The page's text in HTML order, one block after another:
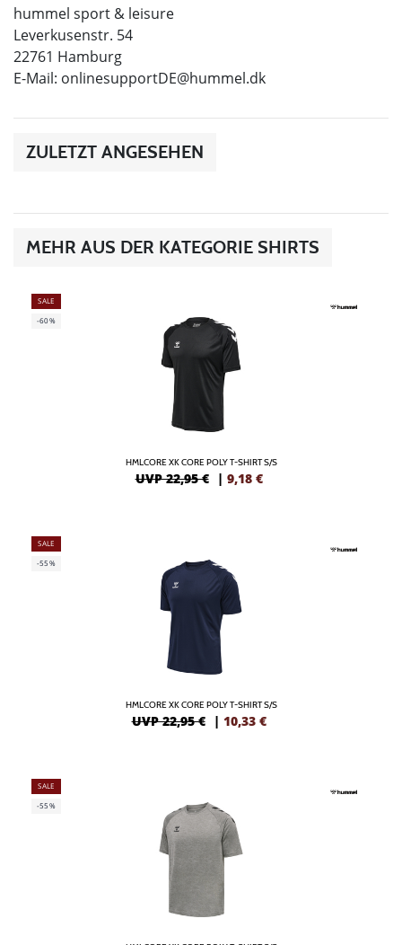
hummel sport & leisure
Leverkusenstr. 54
22761 Hamburg
E-Mail: onlinesupportDE@hummel.dk
ZULETZT ANGESEHEN
MEHR AUS DER KATEGORIE SHIRTS
SALE
-60%
HMLCORE XK CORE POLY T-SHIRT S/S
UVP 22,95 € | 9,18 €
SALE
-55%
HMLCORE XK CORE POLY T-SHIRT S/S
UVP 22,95 € | 10,33 €
SALE
-55%